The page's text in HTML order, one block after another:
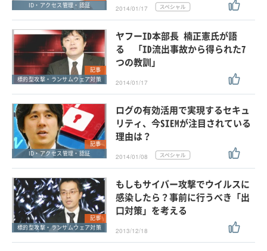
ID・アクセス管理・認証
2014/01/17
記事
標的型攻撃・ランサムウェア対策
ヤフーID本部長 楠正憲氏が語
る 「ID流出事故から得られた7
つの教訓」
2014/01/17
記事
ID・アクセス管理・認証
ログの有効活用で実現するセキュ
リティ、今SIEMが注目されている
理由は？
2014/01/08
記事
標的型攻撃・ランサムウェア対策
もしもサイバー攻撃でウイルスに
感染したら？事前に行うべき「出
口対策」を考える
2013/12/18